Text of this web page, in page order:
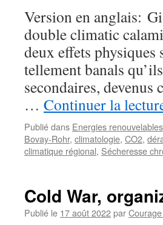
Version en anglais:
double climatic
deux effets
tellement banals
secondaires, devenus
… Continuer la
Publié dans Energies renouvelables
Bovay-Rohr, climatologie, CO2,
climatique régional, Sécheresse
Cold War,
Publié le 17 août 2022par